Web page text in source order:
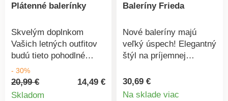
Plátenné balerínky
Skvelým doplnkom
Vašich letných outfitov
budú tieto pohodlné
plátenné balerínky! Majú
praktickú pracku so
suchým zipsom na
- 30%
20,99 €
14,49 €
Skladom
Baleríny Frieda
Nové baleríny majú
veľký úspech! Elegantný
štýl na príjemnej
módnymi lakovanými
akcentmi v krokodíľom
30,69 €
Na sklade viac